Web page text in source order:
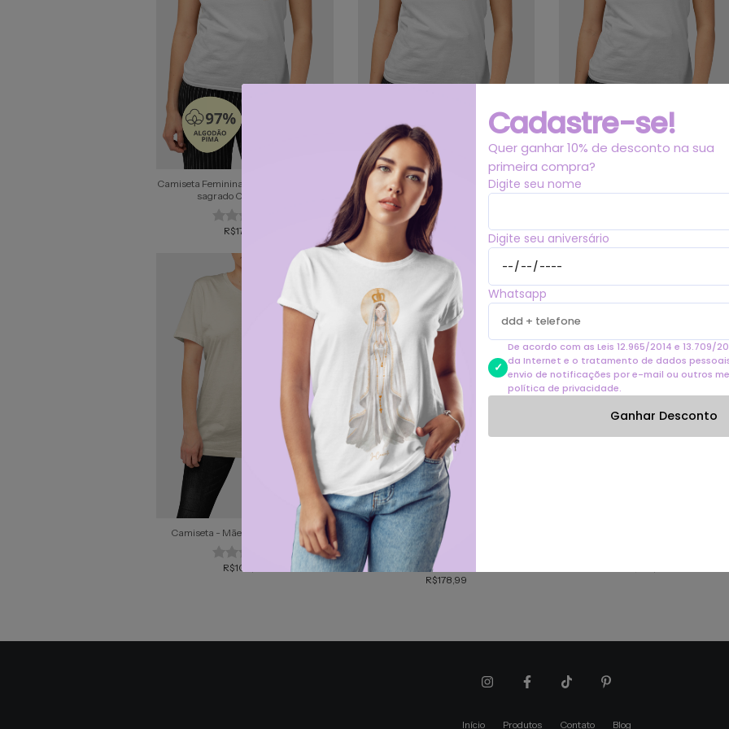
Camiseta Feminina Pima - Mãezinha do
sagrado Coração #01
R$178,99
Camiseta Feminina Pima - Mãezinha
Desatadora dos Nós #01
R$178,99
Camiseta Feminina Pima - Mãezinha de
Deus #01
R$178,99
Camiseta - Mãezinha da Luz #02
R$109,99
Camiseta Feminina Pima - Mãezinha da
luz #02
R$178,99
Início Produtos Contato Blog
Cadastre-se!
Quer ganhar 10% de desconto na sua
primeira compra?
Digite seu nome
Digite seu aniversário
Whatsapp
De acordo com as Leis 12.965/2014 e 13.709/
da Internet e o tratamento de dados
envio de notificações por e-mail ou outros
política de privacidade.
Ganhar Desconto